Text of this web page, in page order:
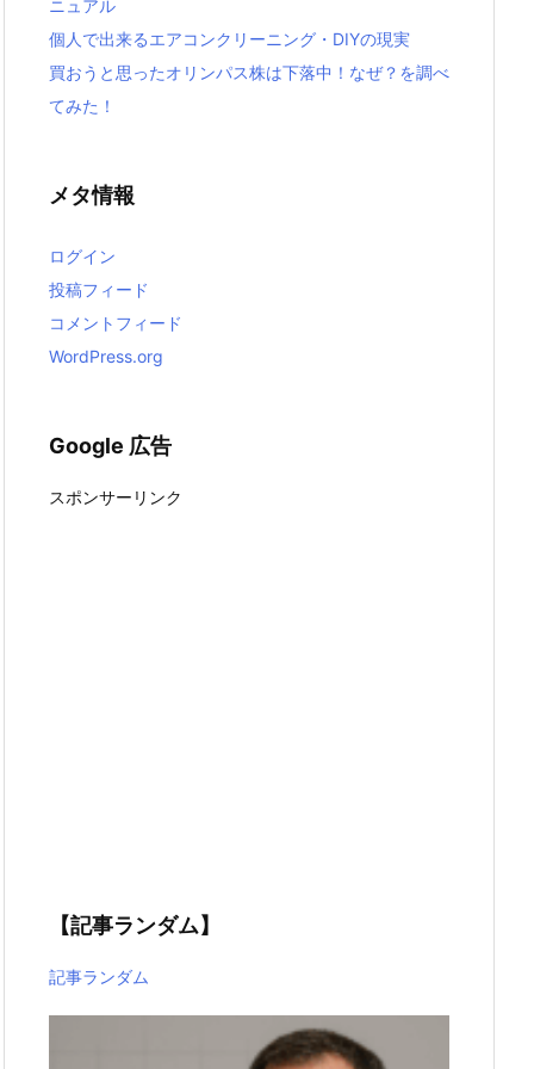
ニュアル
個人で出来るエアコンクリーニング・DIYの現実
買おうと思ったオリンパス株は下落中！なぜ？を調べ
てみた！
メタ情報
ログイン
投稿フィード
コメントフィード
WordPress.org
Google 広告
スポンサーリンク
【記事ランダム】
記事ランダム